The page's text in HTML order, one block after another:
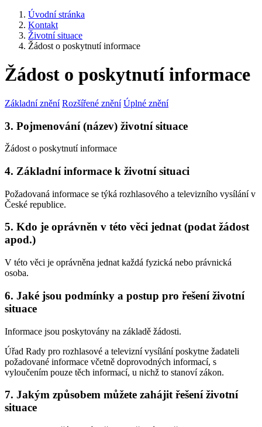
Úvodní stránka
Kontakt
Životní situace
Žádost o poskytnutí informace
Žádost o poskytnutí informace
Základní znění Rozšířené znění Úplné znění
3. Pojmenování (název) životní situace
Žádost o poskytnutí informace
4. Základní informace k životní situaci
Požadovaná informace se týká rozhlasového a televizního vysílání v
České republice.
5. Kdo je oprávněn v této věci jednat (podat žádost
apod.)
V této věci je oprávněna jednat každá fyzická nebo právnická
osoba.
6. Jaké jsou podmínky a postup pro řešení životní
situace
Informace jsou poskytovány na základě žádosti.
Úřad Rady pro rozhlasové a televizní vysílání poskytne žadateli
požadované informace včetně doprovodných informací, s
vyloučením pouze těch informací, u nichž to stanoví zákon.
7. Jakým způsobem můžete zahájit řešení životní
situace